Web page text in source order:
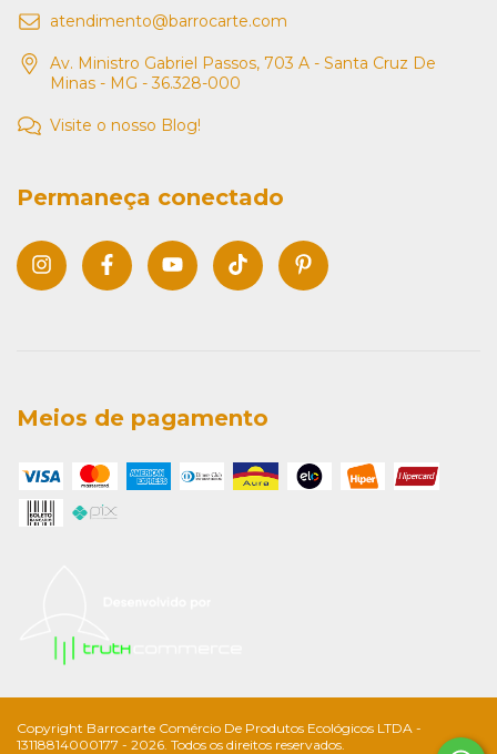
atendimento@barrocarte.com
Av. Ministro Gabriel Passos, 703 A - Santa Cruz De
Minas - MG - 36.328-000
Visite o nosso Blog!
Permaneça conectado
Meios de pagamento
Copyright Barrocarte Comércio De Produtos Ecológicos LTDA -
13118814000177 - 2026. Todos os direitos reservados.